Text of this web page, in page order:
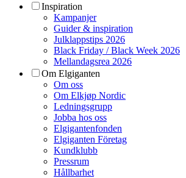
Inspiration
Kampanjer
Guider & inspiration
Julklappstips 2026
Black Friday / Black Week 2026
Mellandagsrea 2026
Om Elgiganten
Om oss
Om Elkjøp Nordic
Ledningsgrupp
Jobba hos oss
Elgigantenfonden
Elgiganten Företag
Kundklubb
Pressrum
Hållbarhet